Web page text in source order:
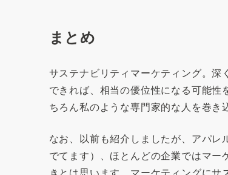
まとめ
サステナビリティマーケティング。
できれば、相当の優位性になる可能
ちろん私のような専門家的な人を巻き
なお、以前も紹介しましたが、アパ
でてます）、ほとんどの企業ではマ